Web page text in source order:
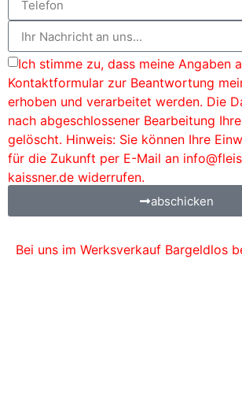
Ich stimme zu, dass meine Angaben
Kontaktformular zur Beantwortung
erhoben und verarbeitet werden. Die
nach abgeschlossener Bearbeitung
gelöscht. Hinweis: Sie können Ihre
für die Zukunft per E-Mail an
kaissner.de widerrufen.
abschicken
Bei uns im Werksverkauf Bargeldlos